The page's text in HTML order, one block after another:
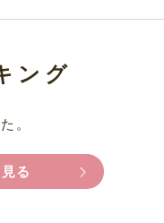
ング
。
る